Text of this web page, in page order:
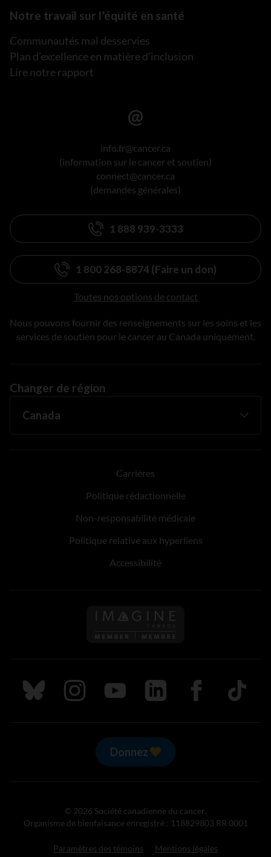
Notre travail sur l’équité en santé
Communautés mal desservies
Plan d’excellence en matière d’inclusion
Lire notre rapport
info.fr@cancer.ca
(information sur le cancer et soutien)
connect@cancer.ca
(demandes générales)
1 888 939-3333
1 800 268-8874 (Faire un don)
Toutes nos options de contact
Nous pouvons fournir des renseignements sur les soins et les
services de soutien pour le cancer au Canada uniquement.
Changer de région
Carrières
Politique rédactionnelle
Non-responsabilité médicale
Politique relative aux hyperliens
Accessibilité
Suivez nous sur Bluesky
Suivez nous sur Instagram
Suivez nous sur Youtube
Suivez nous sur LinkedIn
Suivez nous sur
TikTok
Donnez
© 2026 Société canadienne du cancer.
Organisme de bienfaisance enregistré : 118829803 RR 0001
Paramètres des témoins Mentions légales